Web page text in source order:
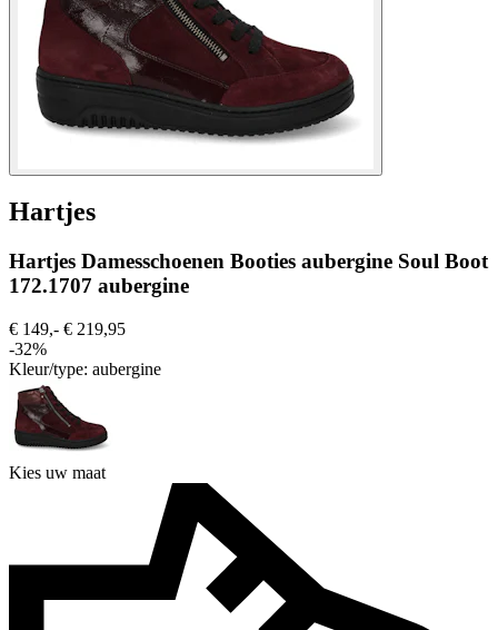
Hartjes
Hartjes Damesschoenen Booties aubergine Soul Boot
172.1707 aubergine
€ 149,- € 219,95
-32%
Kleur/type: aubergine
Kies uw maat